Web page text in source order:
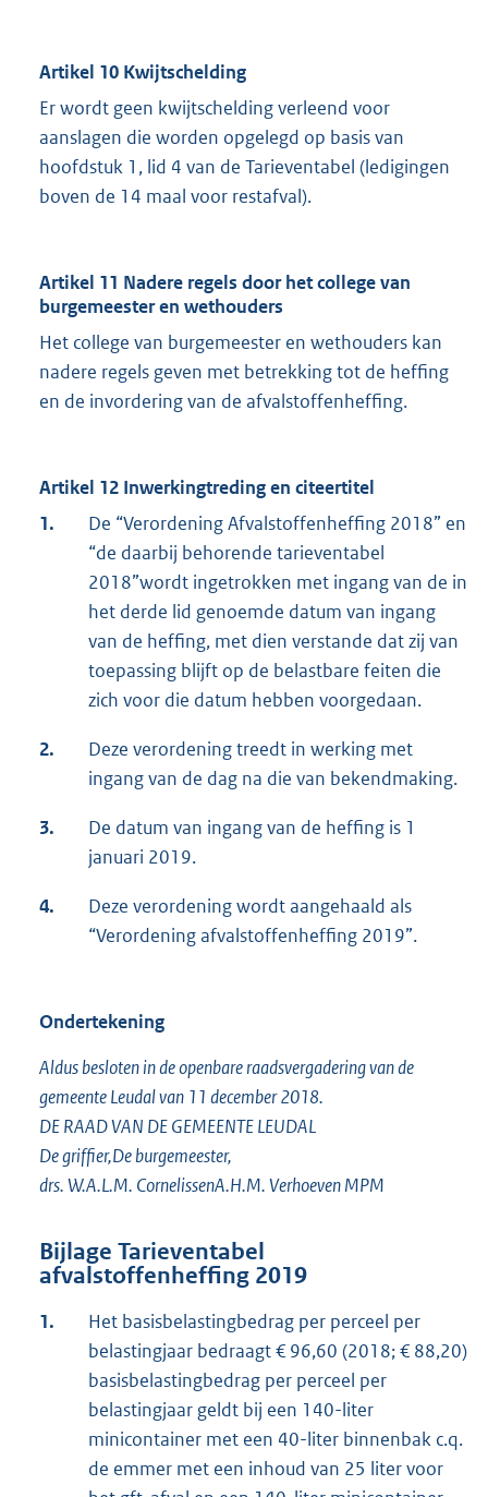
Artikel 10 Kwijtschelding
Er wordt geen kwijtschelding verleend voor
aanslagen die worden opgelegd op basis van
hoofdstuk 1, lid 4 van de Tarieventabel (ledigingen
boven de 14 maal voor restafval).
Artikel 11 Nadere regels door het college van
burgemeester en wethouders
Het college van burgemeester en wethouders kan
nadere regels geven met betrekking tot de heffing
en de invordering van de afvalstoffenheffing.
Artikel 12 Inwerkingtreding en citeertitel
1.
De “Verordening Afvalstoffenheffing 2018” en
“de daarbij behorende tarieventabel
2018”wordt ingetrokken met ingang van de in
het derde lid genoemde datum van ingang
van de heffing, met dien verstande dat zij van
toepassing blijft op de belastbare feiten die
zich voor die datum hebben voorgedaan.
2.
Deze verordening treedt in werking met
ingang van de dag na die van bekendmaking.
3.
De datum van ingang van de heffing is 1
januari 2019.
4.
Deze verordening wordt aangehaald als
“Verordening afvalstoffenheffing 2019”.
Ondertekening
Aldus besloten in de openbare raadsvergadering van de
gemeente Leudal van 11 december 2018.
DE RAAD VAN DE GEMEENTE LEUDAL
De griffier,De burgemeester,
drs. W.A.L.M. CornelissenA.H.M. Verhoeven MPM
Bijlage Tarieventabel
afvalstoffenheffing 2019
1.
Het basisbelastingbedrag per perceel per
belastingjaar bedraagt € 96,60 (2018; € 88,20)
basisbelastingbedrag per perceel per
belastingjaar geldt bij een 140-liter
minicontainer met een 40-liter binnenbak c.q.
de emmer met een inhoud van 25 liter voor